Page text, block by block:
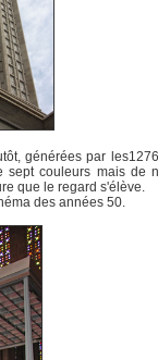
générées par
couleurs mais de
que le regard s'élève.
des années 50.